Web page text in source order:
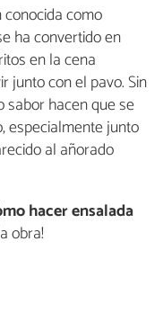
como
ha convertido en
en la cena
junto con el pavo. Sin
sabor hacen que se
especialmente junto
al añorado
hacerensalada
obra!